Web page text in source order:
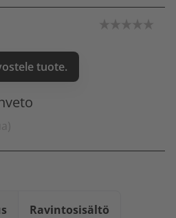
tuote.
Ravintosisältö